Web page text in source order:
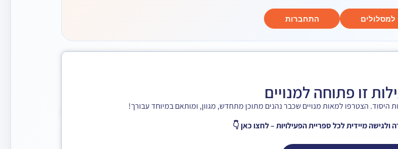
למסלולים התחברות
זו פתוחה למנויים
מיידית לכל ספריית הפעילויות – לחצו כאן 👇